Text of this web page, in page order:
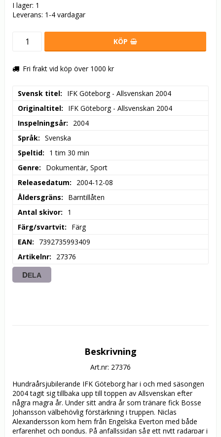
I lager: 1
Leverans: 1-4 vardagar
KÖP
Fri frakt vid köp över 1000 kr
Svensk titel
IFK Göteborg - Allsvenskan 2004
Originaltitel
IFK Göteborg - Allsvenskan 2004
Inspelningsår
2004
Språk
Svenska
Speltid
1 tim 30 min
Genre
Dokumentär, Sport
Releasedatum
2004-12-08
Åldersgräns
Barntillåten
Antal skivor
1
Färg/svartvit
Färg
EAN
7392735993409
Artikelnr
27376
DELA
Beskrivning
Art.nr: 27376
Hundraårsjubilerande IFK Göteborg har i och med säsongen
2004 tagit sig tillbaka upp till toppen av Allsvenskan efter
några magra år. Under sitt andra år som tränare fick Bosse
Johansson välbehövlig förstärkning i truppen. Niclas
Alexandersson kom hem från Engelska Everton med både
erfarenhet och pondus. På anfallssidan såg ett nytt radarpar i